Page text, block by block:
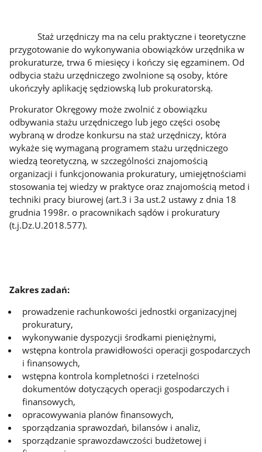
Staż urzędniczy ma na celu praktyczne i teoretyczne
przygotowanie do wykonywania obowiązków urzędnika w
prokuraturze, trwa 6 miesięcy i kończy się egzaminem. Od
odbycia stażu urzędniczego zwolnione są osoby, które
ukończyły aplikację sędziowską lub prokuratorską.
Prokurator Okręgowy może zwolnić z obowiązku
odbywania stażu urzędniczego lub jego części osobę
wybraną w drodze konkursu na staż urzędniczy, która
wykaże się wymaganą programem stażu urzędniczego
wiedzą teoretyczną, w szczególności znajomością
organizacji i funkcjonowania prokuratury, umiejętnościami
stosowania tej wiedzy w praktyce oraz znajomością metod i
techniki pracy biurowej (art.3 i 3a ust.2 ustawy z dnia 18
grudnia 1998r. o pracownikach sądów i prokuratury
(t.j.Dz.U.2018.577).
Zakres zadań:
prowadzenie rachunkowości jednostki organizacyjnej
prokuratury,
wykonywanie dyspozycji środkami pieniężnymi,
wstępna kontrola prawidłowości operacji gospodarczych
i finansowych,
wstępna kontrola kompletności i rzetelności
dokumentów dotyczących operacji gospodarczych i
finansowych,
opracowywania planów finansowych,
sporządzania sprawozdań, bilansów i analiz,
sporządzanie sprawozdawczości budżetowej i